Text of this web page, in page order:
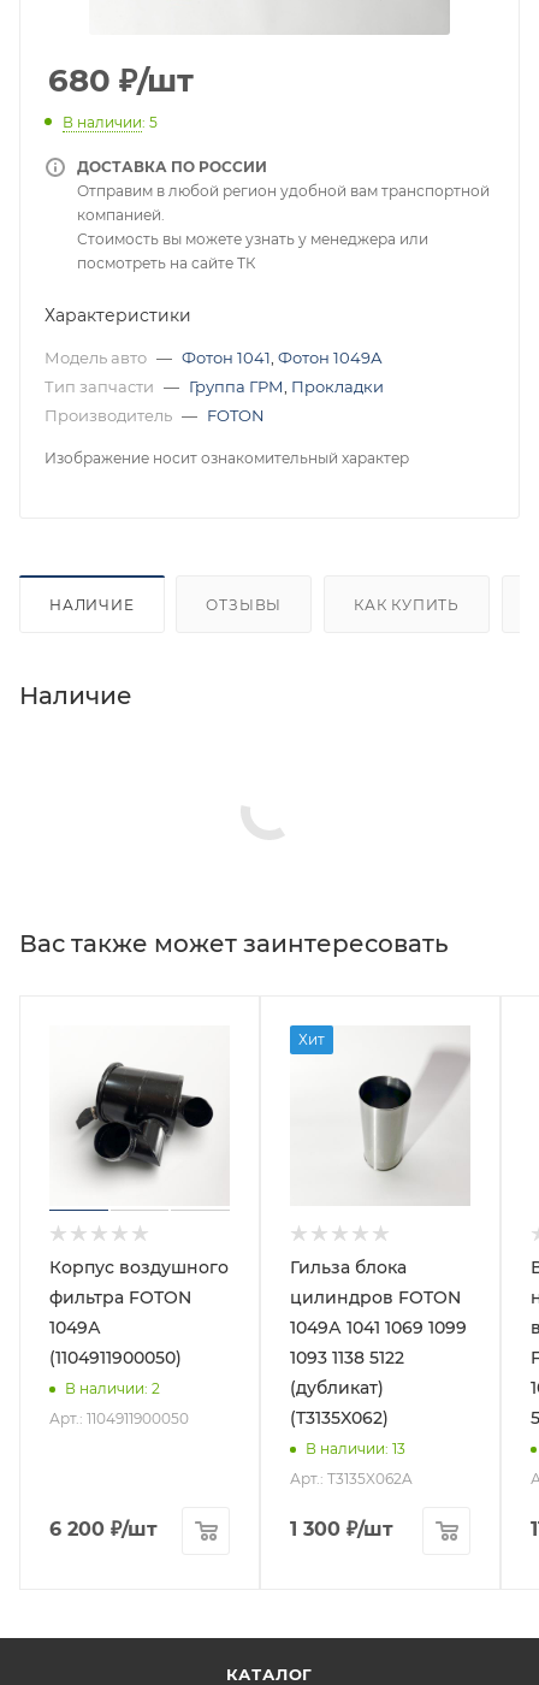
680 ₽/шт
В наличии: 5
ДОСТАВКА ПО РОССИИ
Отправим в любой регион удобной вам транспортной
компанией.
Стоимость вы можете узнать у менеджера или
посмотреть на сайте ТК
Характеристики
Модель авто — Фотон 1041 Фотон 1049А
Тип запчасти — Группа ГРМ Прокладки
Производитель — FOTON
Изображение носит ознакомительный характер
НАЛИЧИЕ ОТЗЫВЫ КАК КУПИТЬ
Наличие
Вас также может заинтересовать
Корпус воздушного
фильтра FOTON
1049А
(1104911900050)
В наличии: 2
Арт.: 1104911900050
6 200 ₽/шт
Хит
Гильза блока
цилиндров FOTON
1049А 1041 1069 1099
1093 1138 5122
(дубликат)
(T3135X062)
В наличии: 13
Арт.: T3135X062A
1 300 ₽/шт
КАТАЛОГ